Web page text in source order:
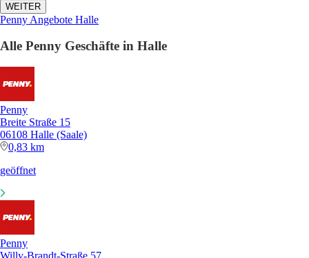
WEITER
Penny Angebote Halle
Alle Penny Geschäfte in Halle
Penny
Breite Straße 15
06108 Halle (Saale)
0,83 km
geöffnet
Penny
Willy-Brandt-Straße 57